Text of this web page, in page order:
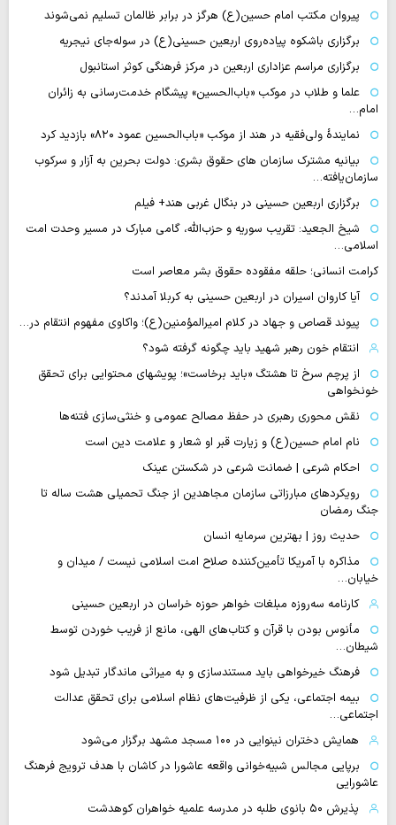
پیروان مکتب امام حسین(ع) هرگز در برابر ظالمان تسلیم نمی‌شوند
برگزاری باشکوه پیاده‌روی اربعین حسینی(ع) در سوله‌جای نیجریه
برگزاری مراسم عزاداری اربعین در مرکز فرهنگی کوثر استانبول
علما و طلاب در موکب «باب‌الحسین» پیشگام خدمت‌رسانی به زائران
امام…
نمایندهٔ ولی‌فقیه در هند از موکب «باب‌الحسین عمود ۸۲۰» بازدید کرد
بیانیه مشترک سازمان های حقوق بشری: دولت بحرین به آزار و سرکوب
سازمان‌یافته…
برگزاری اربعین حسینی در بنگال غربی هند+ فیلم
شیخ الجعید: تقریب سوریه و حزب‌الله، گامی مبارک در مسیر وحدت امت
اسلامی…
کرامت انسانی؛ حلقه مفقوده حقوق بشر معاصر است
آیا کاروان اسیران در اربعین حسینی به کربلا آمدند؟
پیوند قصاص و جهاد در کلام امیرالمؤمنین(ع)؛ واکاوی مفهوم انتقام در…
انتقام خون رهبر شهید باید چگونه گرفته شود؟
از پرچم سرخ تا هشتگ «باید برخاست»؛ پویشهای محتوایی برای تحقق
خونخواهی
نقش محوری رهبری در حفظ مصالح عمومی و خنثی‌سازی فتنه‌ها
نام امام حسین(ع) و زیارت قبر او شعار و علامت دین است
احکام شرعی | ضمانت شرعی در شکستن عینک
رویکردهای مبارزاتی سازمان مجاهدین از جنگ تحمیلی هشت ساله تا
جنگ رمضان
حدیث روز | بهترین سرمایه انسان
مذاکره با آمریکا تأمین‌کننده صلاح امت اسلامی نیست / میدان و
خیابان…
کارنامه سه‌روزه مبلغات خواهر حوزه خراسان در اربعین حسینی
مأنوس بودن با قرآن و کتاب‌های الهی، مانع از فریب خوردن توسط
شیطان…
فرهنگ خیرخواهی باید مستندسازی و به میراثی ماندگار تبدیل شود
بیمه اجتماعی، یکی از ظرفیت‌های نظام اسلامی برای تحقق عدالت
اجتماعی…
همایش دختران نینوایی در ۱۰۰ مسجد مشهد برگزار می‌شود
برپایی مجالس شبیه‌خوانی واقعه عاشورا در کاشان با هدف ترویج فرهنگ
عاشورایی
پذیرش ۵۰ بانوی طلبه در مدرسه علمیه خواهران کوهدشت